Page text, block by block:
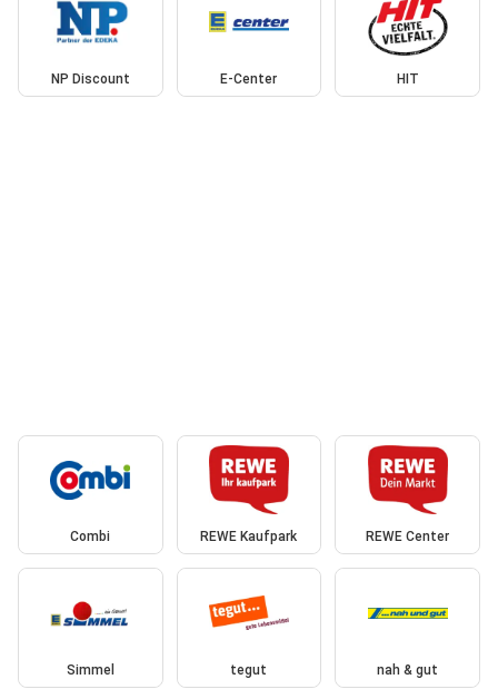
NP Discount E-Center HIT
Combi REWE Kaufpark REWE Center
Simmel tegut nah & gut